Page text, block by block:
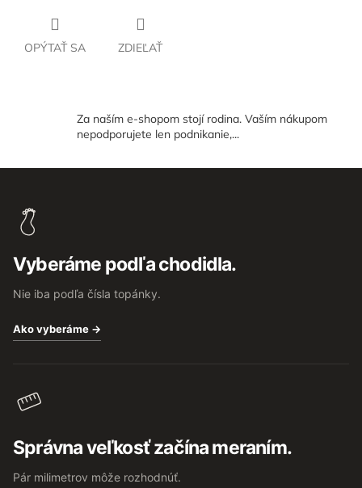
OPÝTAŤ SA ZDIEĽAŤ
Za naším e-shopom stojí rodina. Vaším nákupom
nepodporujete len podnikanie,...
Vyberáme podľa chodidla.
Nie iba podľa čísla topánky.
Ako vyberáme →
Správna veľkosť začína meraním.
Pár milimetrov môže rozhodnúť.